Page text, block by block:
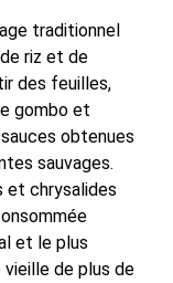
traditionnel
riz et de
des feuilles,
gombo et
obtenues
sauvages.
et chrysalides
et le plus
vieille de plus de